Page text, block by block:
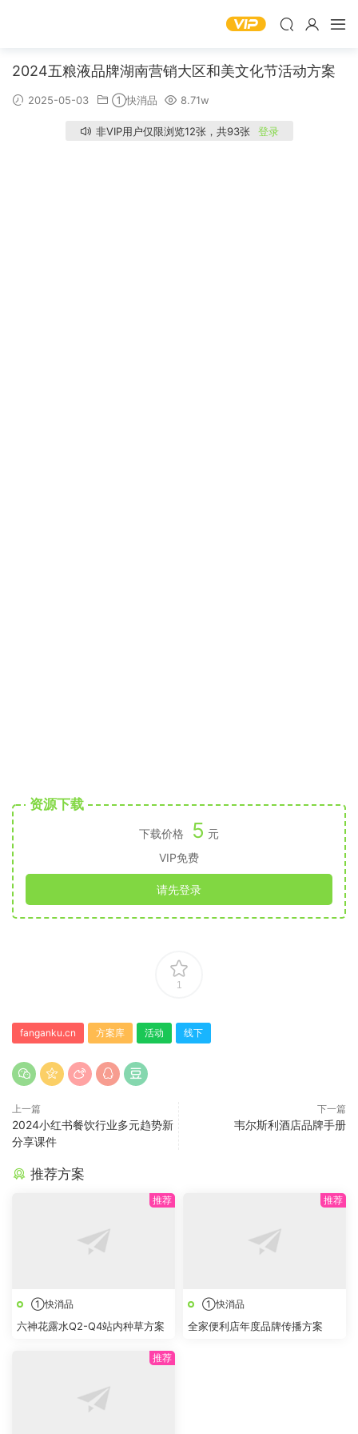
2024五粮液品牌湖南营销大区和美文化节活动方案
2025-05-03 ①快消品 8.71w
非VIP用户仅限浏览12张，共93张 登录
资源下载
下载价格 5 元
VIP免费
请先登录
1
fanganku.cn 方案库 活动 线下
上一篇
2024小红书餐饮行业多元趋势新
分享课件
下一篇
韦尔斯利酒店品牌手册
推荐方案
①快消品
六神花露水Q2-Q4站内种草方案
①快消品
全家便利店年度品牌传播方案